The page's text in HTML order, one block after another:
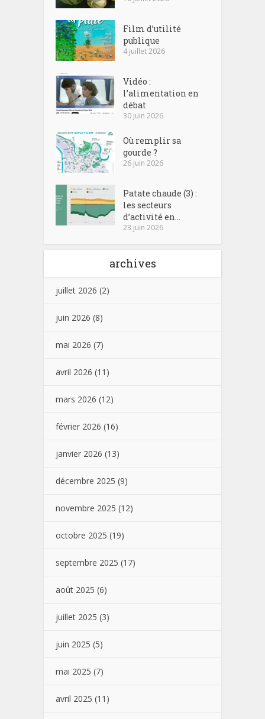
Film d’utilité
publique
4 juillet 2026
Vidéo :
l’alimentation en
débat
30 juin 2026
Où remplir sa
gourde ?
26 juin 2026
Patate chaude (3) :
les secteurs
d’activité en...
23 juin 2026
archives
juillet 2026 (2)
juin 2026 (8)
mai 2026 (7)
avril 2026 (11)
mars 2026 (12)
février 2026 (16)
janvier 2026 (13)
décembre 2025 (9)
novembre 2025 (12)
octobre 2025 (19)
septembre 2025 (17)
août 2025 (6)
juillet 2025 (3)
juin 2025 (5)
mai 2025 (7)
avril 2025 (11)